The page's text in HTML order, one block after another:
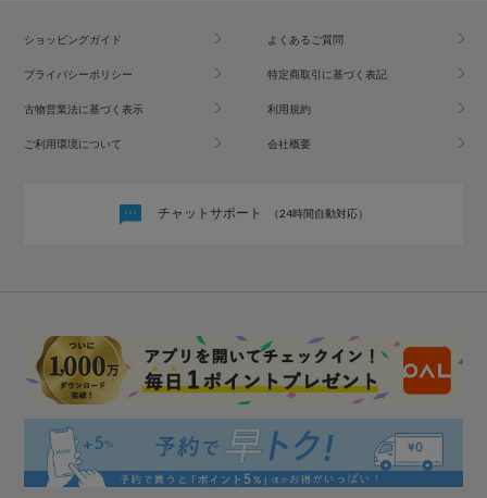
ショッピングガイド よくあるご質問
プライバシーポリシー 特定商取引に基づく表記
古物営業法に基づく表示 利用規約
ご利用環境について 会社概要
チャットサポート （24時間自動対応）